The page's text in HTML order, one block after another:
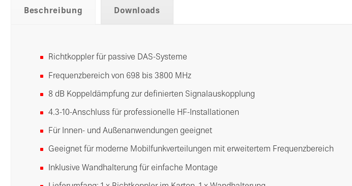
Beschreibung Downloads
Richtkoppler für passive DAS-Systeme
Frequenzbereich von 698 bis 3800 MHz
8 dB Koppeldämpfung zur definierten Signalauskopplung
4.3-10-Anschluss für professionelle HF-Installationen
Für Innen- und Außenanwendungen geeignet
Geeignet für moderne Mobilfunkverteilungen mit erweitertem Frequenzbereich
Inklusive Wandhalterung für einfache Montage